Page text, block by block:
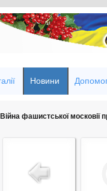
Новини
Війна фашистської московії